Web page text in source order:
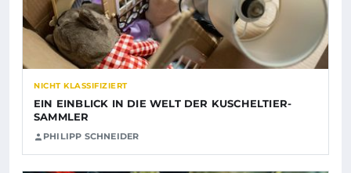
NICHT KLASSIFIZIERT
EIN EINBLICK IN DIE WELT DER KUSCHELTIER-
SAMMLER
PHILIPP SCHNEIDER